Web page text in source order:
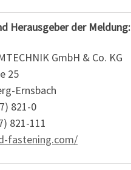
Herausgeber der Meldung:
GmbH & Co. KG
25
Ernsbach
821-0
821-111
fastening.com/